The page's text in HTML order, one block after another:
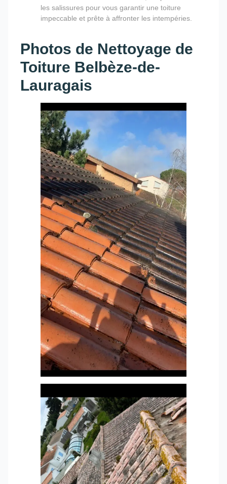
les salissures pour vous garantir une toiture
impeccable et prête à affronter les intempéries.
Photos de Nettoyage de
Toiture Belbèze-de-
Lauragais